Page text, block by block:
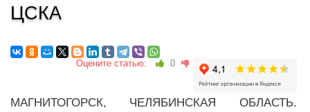
ЦСКА
Оцените статью: 0
МАГНИТОГОРСК, ЧЕЛЯБИНСКАЯ ОБЛАСТЬ.